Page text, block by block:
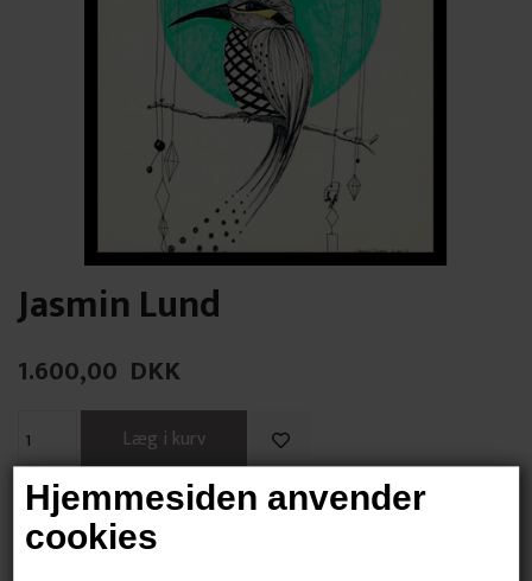
Hjemmesiden anvender
cookies
Jasmin Lund
1.600,00 DKK
"Den dovne fugl"